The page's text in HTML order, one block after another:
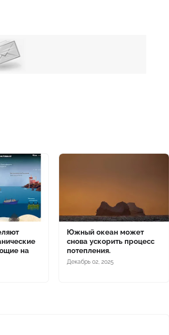
на
Южный океан может
снова ускорить процесс
потепления.
Декабрь 02, 2025